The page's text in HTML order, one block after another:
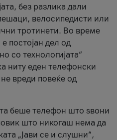
без разлика дали
велосипедисти или
тротинети. Во време
постојан дел од
со технологијата“
ниту еден телефонски
вреди повеќе од
беше телефон што ѕвони
што никогаш нема да
„Јави се и слушни“,